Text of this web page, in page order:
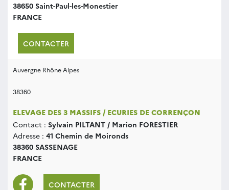
38650 Saint-Paul-les-Monestier
FRANCE
CONTACTER
Auvergne Rhône Alpes
38360
ELEVAGE DES 3 MASSIFS / ECURIES DE CORRENÇON
Contact : Sylvain PILTANT / Marion FORESTIER
Adresse : 41 Chemin de Moironds
38360 SASSENAGE
FRANCE
CONTACTER